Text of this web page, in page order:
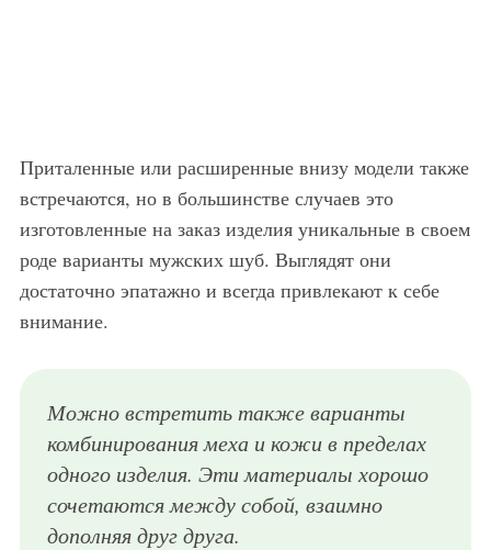
Приталенные или расширенные внизу модели также
встречаются, но в большинстве случаев это
изготовленные на заказ изделия уникальные в своем
роде варианты мужских шуб. Выглядят они
достаточно эпатажно и всегда привлекают к себе
внимание.
Можно встретить также варианты
комбинирования меха и кожи в пределах
одного изделия. Эти материалы хорошо
сочетаются между собой, взаимно
дополняя друг друга.